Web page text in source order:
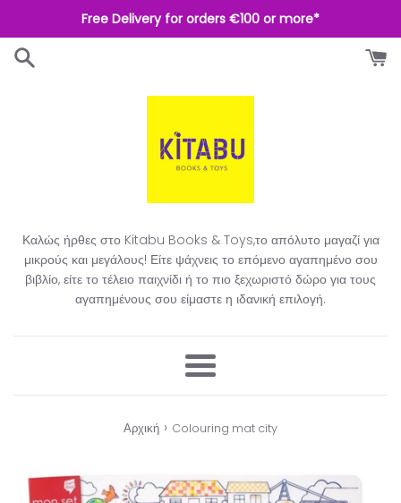
στο
περιεχόμενο
Free Delivery for orders €100 or more*
Καλώς ήρθες στο Kitabu Books & Toys,το απόλυτο μαγαζί για
μικρούς και μεγάλους! Είτε ψάχνεις το επόμενο αγαπημένο σου
βιβλίο, είτε το τέλειο παιχνίδι ή το πιο ξεχωριστό δώρο για τους
αγαπημένους σου είμαστε η ιδανική επιλογή.​
Μενού
Αρχική › Colouring mat city